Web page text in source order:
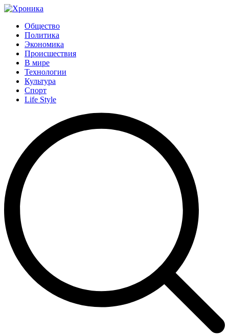
Общество
Политика
Экономика
Происшествия
В мире
Технологии
Культура
Спорт
Life Style